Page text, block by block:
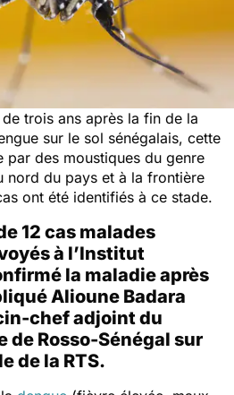
trois ans après la fin de la
sur le sol sénégalais, cette
par des moustiques du genre
nord du pays et à la frontière
ont été identifiés à ce stade.
12 cas malades
à l’Institut
la maladie après
Alioune Badara
chef adjoint du
Rosso-Sénégal sur
de la RTS.